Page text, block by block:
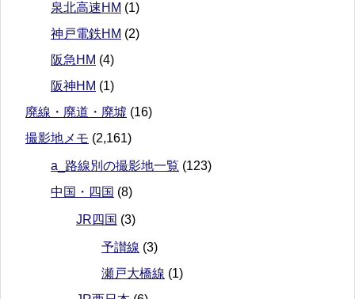
泉北高速HM (1)
神戸電鉄HM (2)
阪急HM (4)
阪神HM (1)
廃線・廃道・廃墟 (16)
撮影地メモ (2,161)
a_路線別の撮影地一覧 (123)
中国・四国 (8)
JR四国 (3)
予讃線 (3)
瀬戸大橋線 (1)